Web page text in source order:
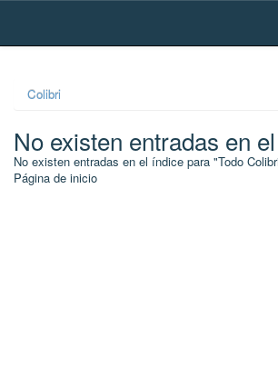
Skip
Colibri
No existen entradas en
No existen entradas en el índice para "Todo
Página de inicio